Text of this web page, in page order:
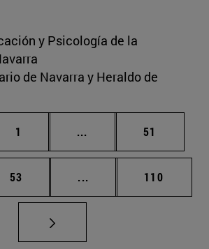
y Psicología de la
de Navarra y Heraldo de
Página
1 ... Páginas intermedias
Página
51
Página
53 ... Páginas intermedias
Página
110